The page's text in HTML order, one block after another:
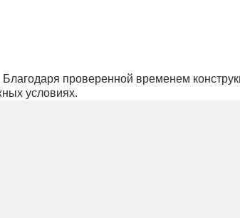
проверенной временем
условиях.